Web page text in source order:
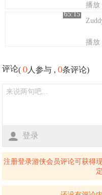
播放
65:15
播放
评论(0 人参与 ,0条评论)
登录
注册登录游侠会员评论可获得